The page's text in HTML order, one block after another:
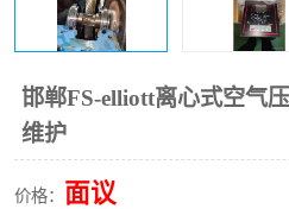
邯郸FS-elliott离心式空气
维护
价格： 面议
冷却器
CAMERON空压机维修